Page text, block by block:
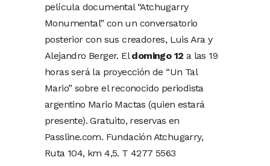
película documental “Atchugarry
Monumental” con un conversatorio
posterior con sus creadores, Luis Ara y
Alejandro Berger. Eldomingo 12 a las 19
horas será la proyección de “Un Tal
Mario” sobre el reconocido periodista
argentino Mario Mactas (quien estará
presente). Gratuito, reservas en
Passline.com. Fundación Atchugarry,
Ruta 104, km 4,5. T 4277 5563